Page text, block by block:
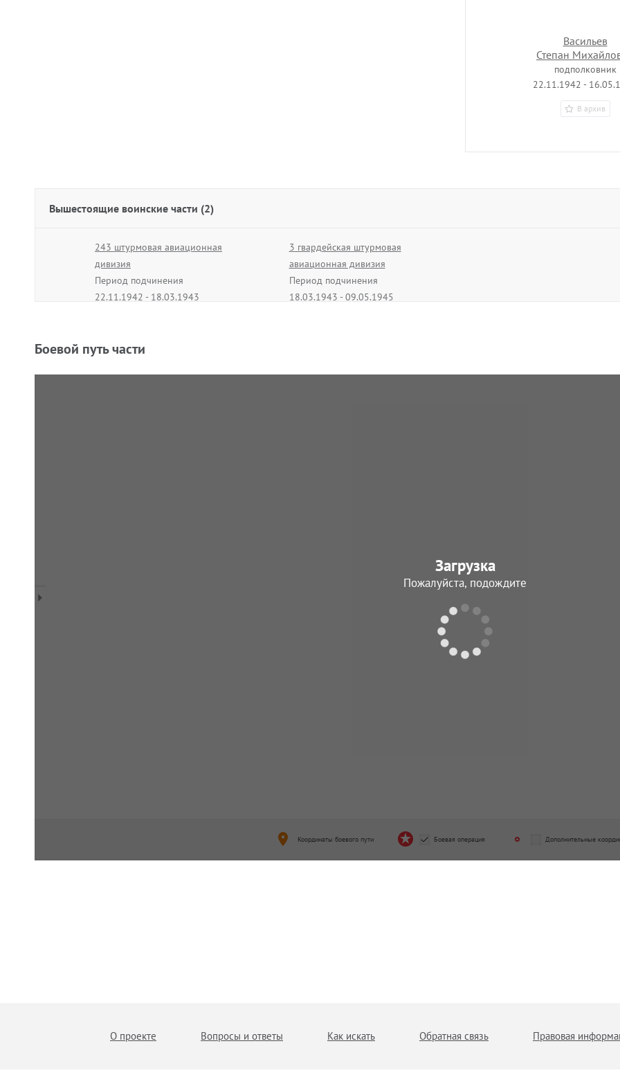
Васильев
Степан
подполковник
22.11.1942 -
В архив
Вышестоящие воинские части (2)
243 штурмовая авиационная
дивизия
Период подчинения
22.11.1942 - 18.03.1943
3 гвардейская штурмовая
авиационная дивизия
Период подчинения
18.03.1943 - 09.05.1945
Боевой путь части
Координаты боевого пути Боевая операция Дополнительные
Загрузка
Пожалуйста, подождите
О проекте Вопросы и ответы Как искать Обратная связь Правовая